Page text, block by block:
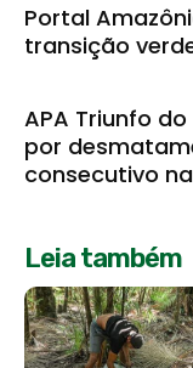
Portal
transição
APA Triunfo
por
consecutivo
Leia também